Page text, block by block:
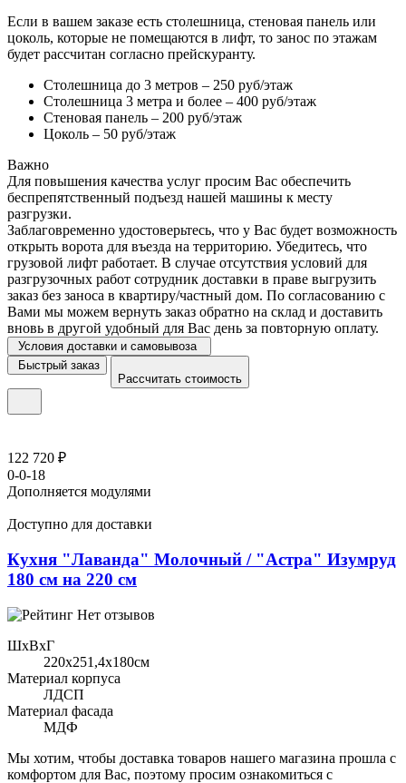
Если в вашем заказе есть столешница, стеновая панель или
цоколь, которые не помещаются в лифт, то занос по этажам
будет рассчитан согласно прейскуранту.
Столешница до 3 метров – 250 руб/этаж
Столешница 3 метра и более – 400 руб/этаж
Стеновая панель – 200 руб/этаж
Цоколь – 50 руб/этаж
Важно
Для повышения качества услуг просим Вас обеспечить
беспрепятственный подъезд нашей машины к месту
разгрузки.
Заблаговременно удостоверьтесь, что у Вас будет возможность
открыть ворота для въезда на территорию. Убедитесь, что
грузовой лифт работает. В случае отсутствия условий для
разгрузочных работ сотрудник доставки в праве выгрузить
заказ без заноса в квартиру/частный дом. По согласованию с
Вами мы можем вернуть заказ обратно на склад и доставить
вновь в другой удобный для Вас день за повторную оплату.
Условия доставки и самовывоза
Быстрый заказ
Рассчитать стоимость
122 720 ₽
0-0-18
Дополняется модулями
Доступно для доставки
Кухня "Лаванда" Молочный / "Астра" Изумруд
180 см на 220 см
Нет отзывов
ШхВхГ
220x251,4х180см
Материал корпуса
ЛДСП
Материал фасада
МДФ
Мы хотим, чтобы доставка товаров нашего магазина прошла с
комфортом для Вас, поэтому просим ознакомиться с